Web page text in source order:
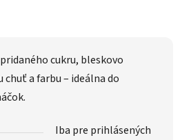
cukru, bleskovo
a farbu – ideálna do
Iba pre prihlásených